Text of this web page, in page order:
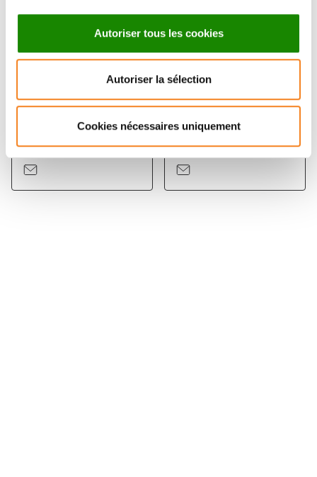
Autoriser tous les cookies
Autoriser la sélection
Cookies nécessaires uniquement
MARIA CARLA
PARRINI
PASCAL
SILBERZAN
Directeur de recherche
CNRS